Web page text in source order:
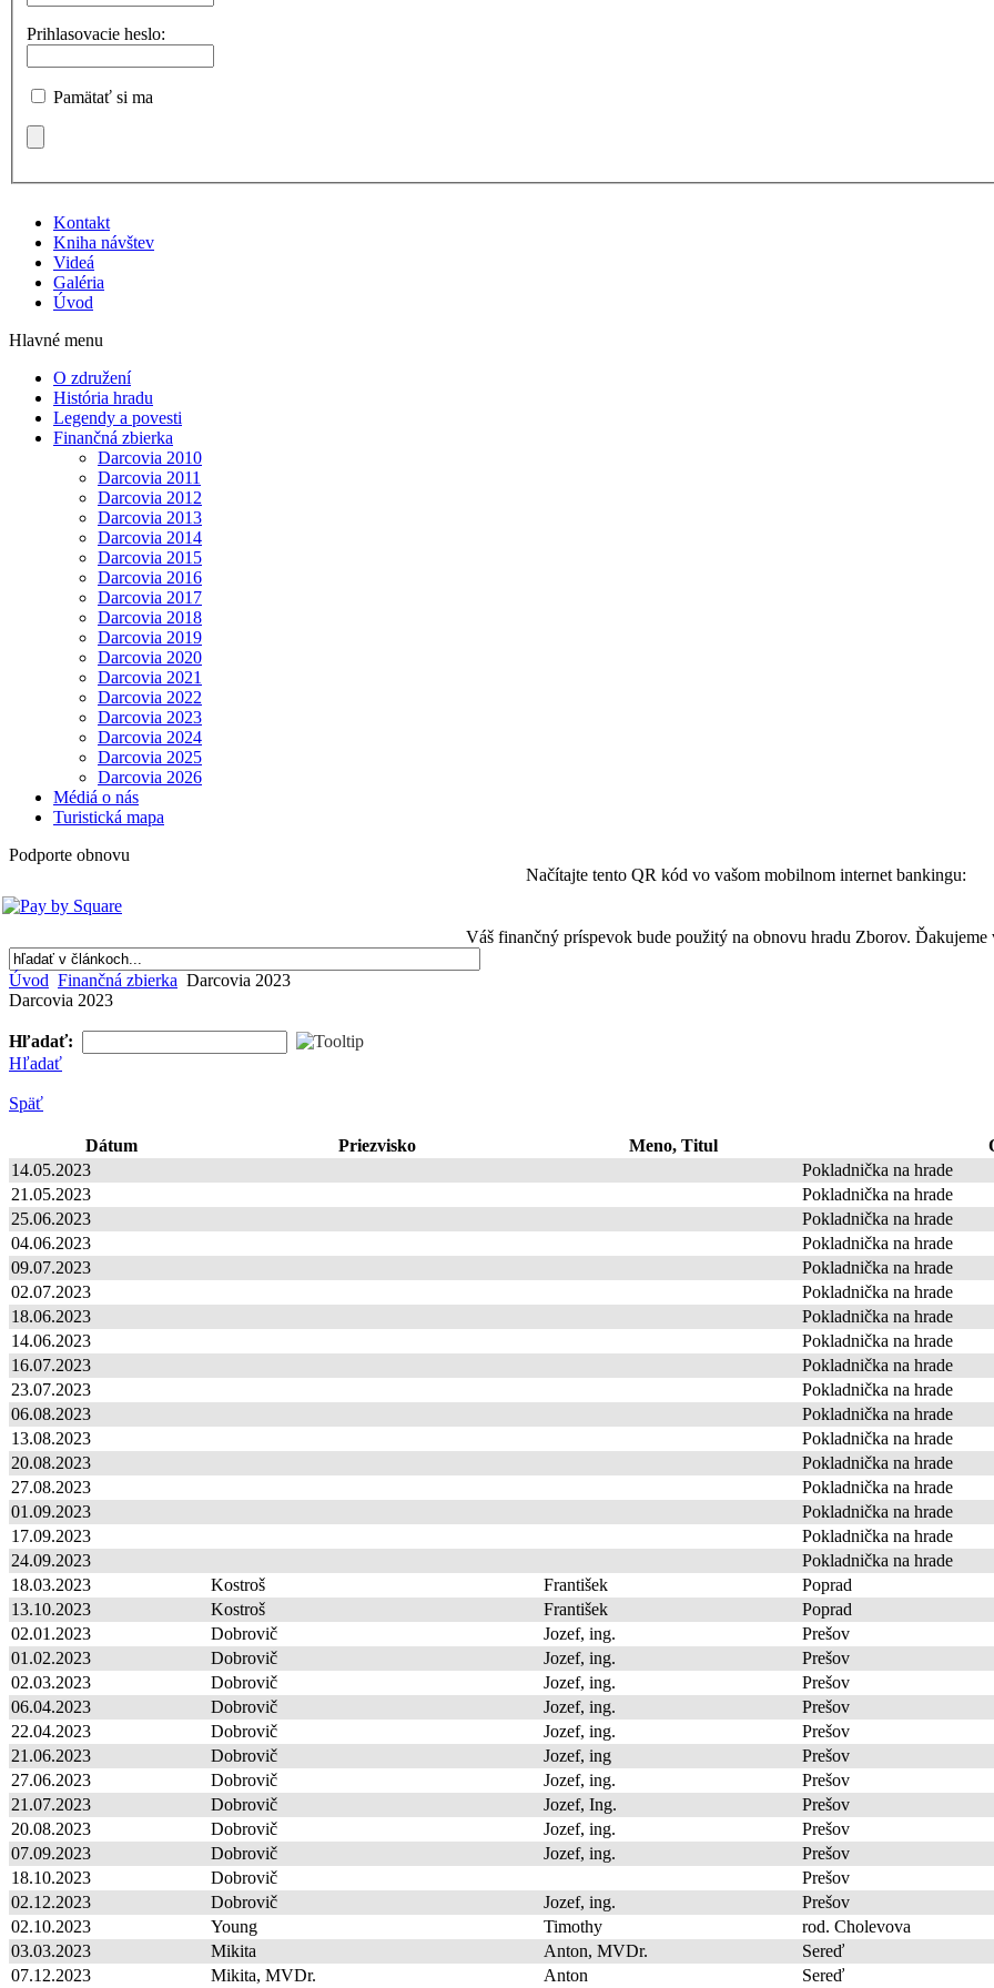
Prihlasovacie heslo:
Pamätať si ma
Kontakt
Kniha návštev
Videá
Galéria
Úvod
Hlavné menu
O združení
História hradu
Legendy a povesti
Finančná zbierka
Darcovia 2010
Darcovia 2011
Darcovia 2012
Darcovia 2013
Darcovia 2014
Darcovia 2015
Darcovia 2016
Darcovia 2017
Darcovia 2018
Darcovia 2019
Darcovia 2020
Darcovia 2021
Darcovia 2022
Darcovia 2023
Darcovia 2024
Darcovia 2025
Darcovia 2026
Médiá o nás
Turistická mapa
Podporte obnovu
Načítajte tento QR kód vo vašom mobilnom internet bankingu:
Váš finančný príspevok bude použitý na obnovu hradu Zborov. Ďakujeme
Úvod Finančná zbierka Darcovia 2023
Darcovia 2023
Hľadať:
Hľadať
Späť
Dátum Priezvisko Meno, Titul
14.05.2023
Pokladnička na hrade
21.05.2023
Pokladnička na hrade
25.06.2023
Pokladnička na hrade
04.06.2023
Pokladnička na hrade
09.07.2023
Pokladnička na hrade
02.07.2023
Pokladnička na hrade
18.06.2023
Pokladnička na hrade
14.06.2023
Pokladnička na hrade
16.07.2023
Pokladnička na hrade
23.07.2023
Pokladnička na hrade
06.08.2023
Pokladnička na hrade
13.08.2023
Pokladnička na hrade
20.08.2023
Pokladnička na hrade
27.08.2023
Pokladnička na hrade
01.09.2023
Pokladnička na hrade
17.09.2023
Pokladnička na hrade
24.09.2023
Pokladnička na hrade
18.03.2023
Kostroš František
Poprad
13.10.2023
Kostroš František
Poprad
02.01.2023
Dobrovič Jozef, ing.
Prešov
01.02.2023
Dobrovič Jozef, ing.
Prešov
02.03.2023
Dobrovič Jozef, ing.
Prešov
06.04.2023
Dobrovič Jozef, ing.
Prešov
22.04.2023
Dobrovič Jozef, ing.
Prešov
21.06.2023
Dobrovič Jozef, ing
Prešov
27.06.2023
Dobrovič Jozef, ing.
Prešov
21.07.2023
Dobrovič Jozef, Ing.
Prešov
20.08.2023
Dobrovič Jozef, ing.
Prešov
07.09.2023
Dobrovič Jozef, ing.
Prešov
18.10.2023
Dobrovič
Prešov
02.12.2023
Dobrovič Jozef, ing.
Prešov
02.10.2023
Young Timothy
rod. Cholevova
03.03.2023
Mikita Anton, MVDr.
Sereď
07.12.2023
Mikita, MVDr. Anton Sereď